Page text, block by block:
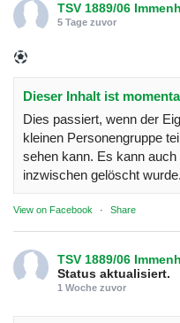
TSV 1889/06
5 Tage zuvor
Dieser Inhalt ist
Dies passiert, wenn der
kleinen Personengruppe
sehen kann. Es kann
inzwischen gelöscht wurde.
View on Facebook · Share
TSV 1889/06
Status aktualisiert.
1 Woche zuvor